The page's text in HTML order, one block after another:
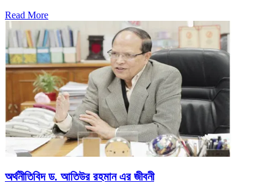
Read More
অর্থনীতিবিদ ড. আতিউর রহমান এর জীবনী